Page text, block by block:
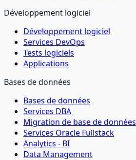
Développement logiciel
Développement logiciel
Services DevOps
Tests logiciels
Applications
Bases de données
Bases de données
Services DBA
Migration de base de données
Services Oracle Fullstack
Analytics - BI
Data Management